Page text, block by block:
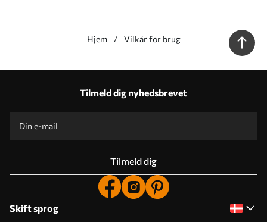
Hjem Vilkår for brug
Tilmeld dig nyhedsbrevet
Tilmeld dig
Skift sprog